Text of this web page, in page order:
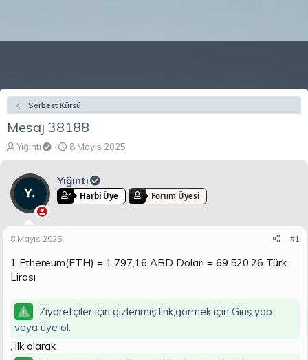
Serbest Kürsü
Mesaj 38188
K
o
b
y
a
a
a
n
Yığıntı
B
a
l
a
n
t
a
h
8 Mayıs 2025
Yığıntı
Harbi Üye Forum Üyesi
8 Mayıs 2025 #1
1 Ethereum(ETH) = 1.797,16 ABD Doları = 69.520,26 Türk
Lirası
Ziyaretçiler için gizlenmiş link,görmek için Giriş yap
veya üye ol.
, ilk olarak